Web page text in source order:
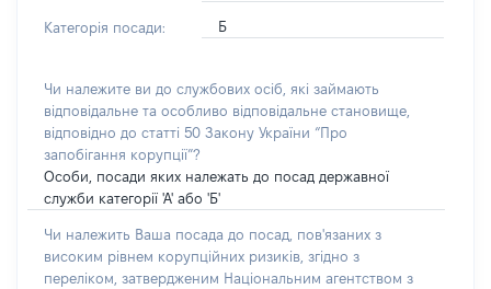
Категорія посади: Б
Чи належите ви до службових осіб, які займають
відповідальне та особливо відповідальне становище,
відповідно до статті 50 Закону України “Про
запобігання корупції”?
Особи, посади яких належать до посад державної
служби категорії 'А' або 'Б'
Чи належить Ваша посада до посад, пов'язаних з
високим рівнем корупційних ризиків, згідно з
переліком, затвердженим Національним агентством з